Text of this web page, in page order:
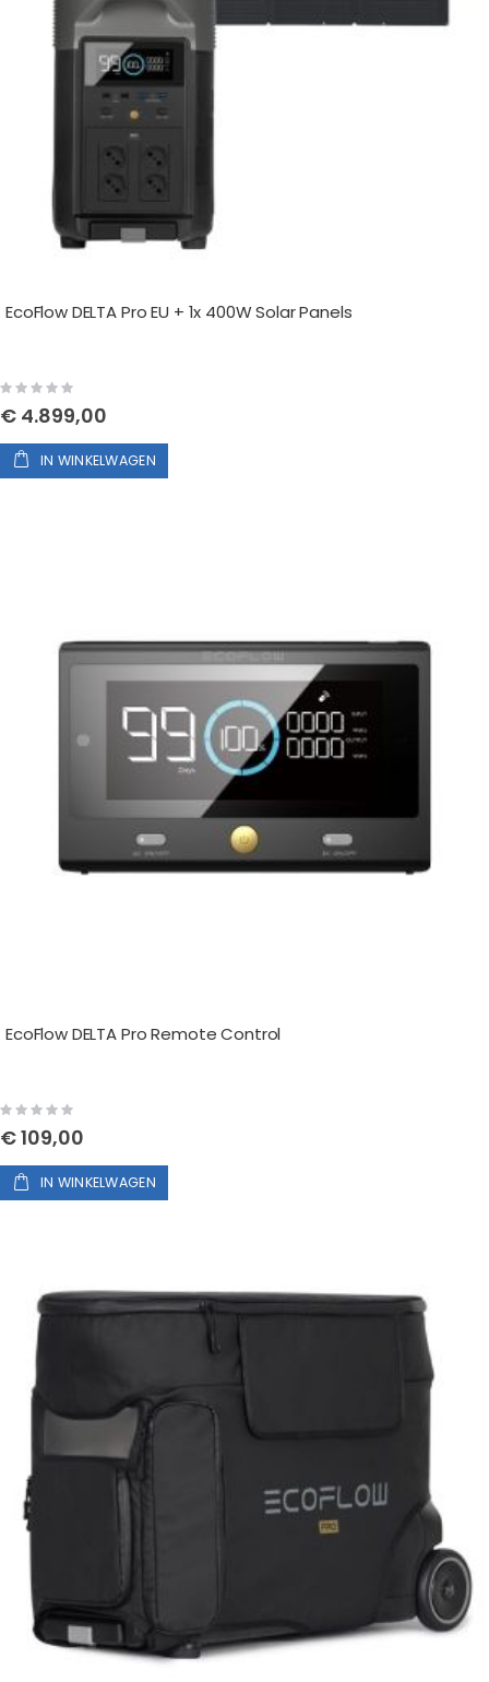
EcoFlow DELTA Pro EU + 1x 400W Solar Panels
Rating:
€ 4.899,00
IN WINKELWAGEN
EcoFlow DELTA Pro Remote Control
Rating:
€ 109,00
IN WINKELWAGEN